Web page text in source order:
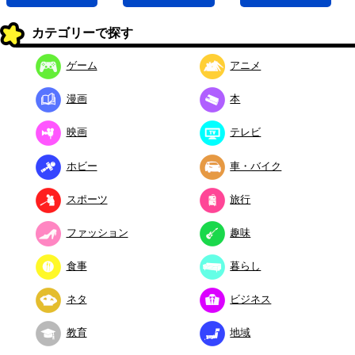
カテゴリーで探す
ゲーム アニメ
漫画 本
映画 テレビ
ホビー 車・バイク
スポーツ 旅行
ファッション 趣味
食事 暮らし
ネタ ビジネス
教育 地域